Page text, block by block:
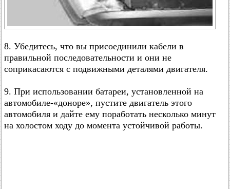
8. Убедитесь, что вы присоединили кабели в
правильной последовательности и они не
соприкасаются с подвижными деталями двигателя.
9. При использовании батареи, установленной на
автомобиле-«доноре», пустите двигатель этого
автомобиля и дайте ему поработать несколько минут
на холостом ходу до момента устойчивой работы.